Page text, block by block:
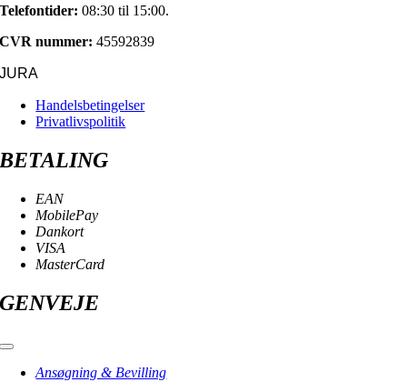
Telefontider: 08:30 til 15:00.
CVR nummer: 45592839
JURA
Handelsbetingelser
Privatlivspolitik
BETALING
EAN
MobilePay
Dankort
VISA
MasterCard
GENVEJE
Toggle
NavigationAnsøgning & Bevilling